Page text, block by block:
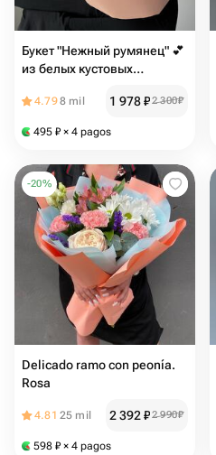
Букет "Нежный румянец" 💕
из белых кустовых
альстромерии и розовой
4.798 mil 1 978₽2 300₽
495 ₽ × 4 pagos
-20%
Delicado ramo con peonía.
Rosa
4.81 25 mil 2 392₽2 990₽
598 ₽ × 4 pagos